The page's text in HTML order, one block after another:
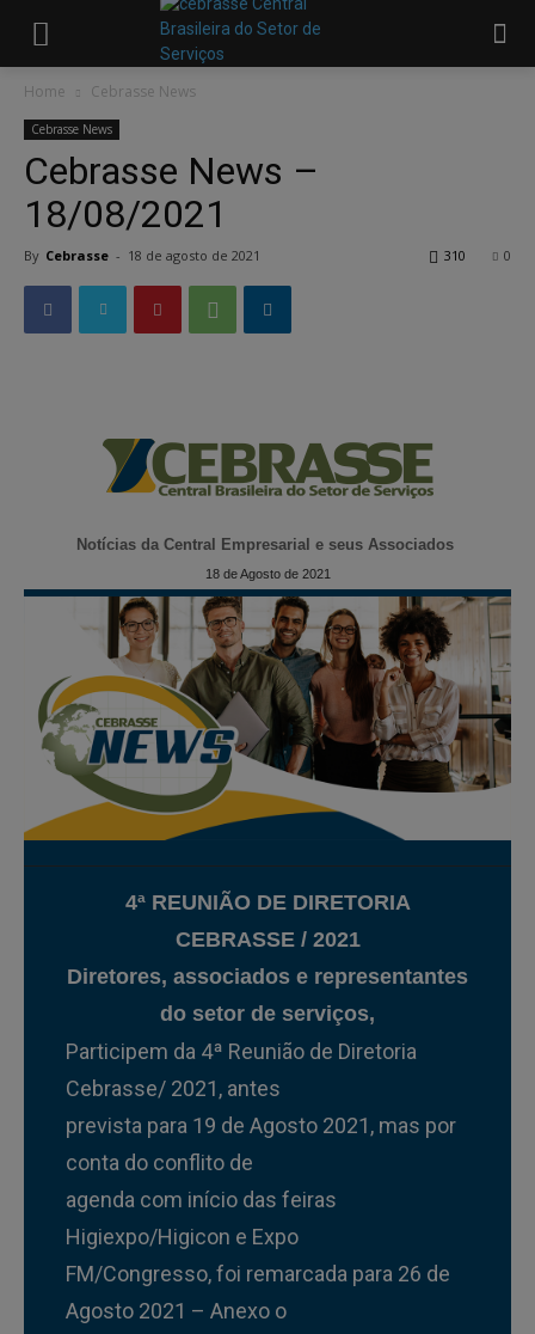
Home Cebrasse News
Cebrasse News
Cebrasse News –
18/08/2021
By Cebrasse - 18 de agosto de 2021 0
310
Notícias da Central Empresarial e seus Associados
18 de Agosto de 2021
4ª REUNIÃO DE DIRETORIA
CEBRASSE / 2021
Diretores, associados e representantes
do setor de serviços,
Participem da 4ª Reunião de Diretoria
Cebrasse/ 2021, antes
prevista para 19 de Agosto 2021, mas por
conta do conflito de
agenda com início das feiras
Higiexpo/Higicon e Expo
FM/Congresso, foi remarcada para 26 de
Agosto 2021 – Anexo o